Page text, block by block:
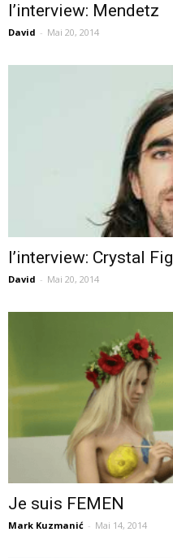
l’interview: Mendetz
David - Mai 20, 2014
l’interview: Crystal
David - Mai 20, 2014
Je suis FEMEN
Mark Kuzmanić - Mai 14, 2014